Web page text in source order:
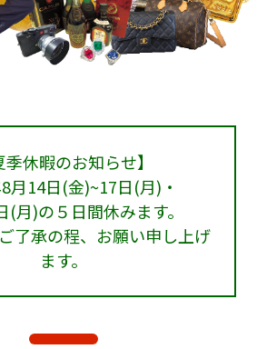
季休暇のお知らせ】
月14日(金)~17日(月)・
(月)の５日間休みます。
了承の程、お願い申し上げ
ます。